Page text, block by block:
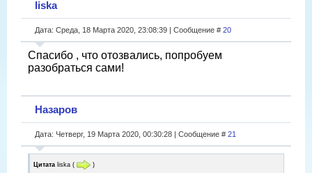
liska
Дата: Среда, 18 Марта 2020, 23:08:39 | Сообщение # 20
Спасибо , что отозвались, попробуем
разобраться сами!
Назаров
Дата: Четверг, 19 Марта 2020, 00:30:28 | Сообщение # 21
Цитата liska ( )